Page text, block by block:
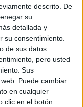
descrito. De
su
detallada y
su consentimiento.
de sus datos
pero usted
Sus
Puede cambiar
en cualquier
clic en el botón